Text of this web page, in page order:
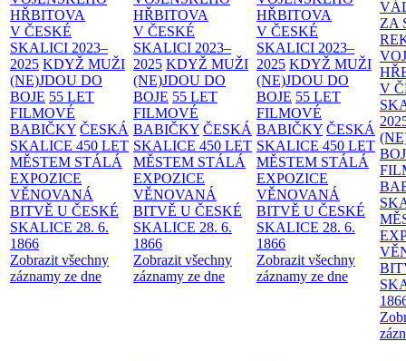
HŘBITOVA
V ČESKÉ
SKALICI 2023–
2025 KDYŽ MUŽI
(NE)JDOU DO
BOJE 55 LET
FILMOVÉ
BABIČKY ČESKÁ
SKALICE 450 LET
MĚSTEM STÁLÁ
EXPOZICE
VĚNOVANÁ
BITVĚ U ČESKÉ
SKALICE 28. 6.
1866
Zobrazit všechny
záznamy ze dne
HŘBITOVA
V ČESKÉ
SKALICI 2023–
2025 KDYŽ MUŽI
(NE)JDOU DO
BOJE 55 LET
FILMOVÉ
BABIČKY ČESKÁ
SKALICE 450 LET
MĚSTEM STÁLÁ
EXPOZICE
VĚNOVANÁ
BITVĚ U ČESKÉ
SKALICE 28. 6.
1866
Zobrazit všechny
záznamy ze dne
HŘBITOVA
V ČESKÉ
SKALICI 2023–
2025 KDYŽ MUŽI
(NE)JDOU DO
BOJE 55 LET
FILMOVÉ
BABIČKY ČESKÁ
SKALICE 450 LET
MĚSTEM STÁLÁ
EXPOZICE
VĚNOVANÁ
BITVĚ U ČESKÉ
SKALICE 28. 6.
1866
Zobrazit všechny
záznamy ze dne
ZA
V